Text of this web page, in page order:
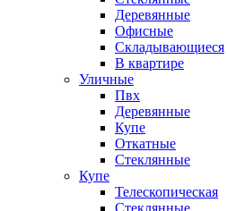
Деревянные
Офисные
Складывающиеся
В квартире
Уличные
Пвх
Деревянные
Купе
Откатные
Стеклянные
Купе
Телескопическая
Стеклянные